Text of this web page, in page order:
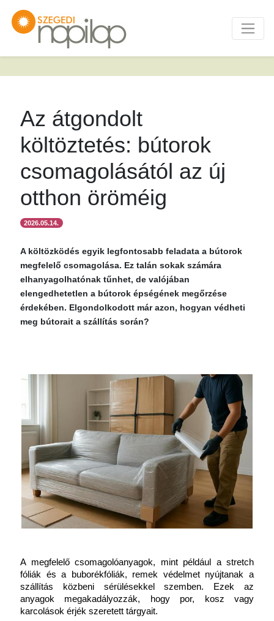
Az átgondolt
költöztetés: bútorok
csomagolásától az új
otthon öröméig
2026.05.14.
A költözködés egyik legfontosabb feladata a bútorok
megfelelő csomagolása. Ez talán sokak számára
elhanyagolhatónak tűnhet, de valójában
elengedhetetlen a bútorok épségének megőrzése
érdekében. Elgondolkodott már azon, hogyan védheti
meg bútorait a szállítás során?
A megfelelő csomagolóanyagok, mint például a stretch
fóliák és a buborékfóliák, remek védelmet nyújtanak a
szállítás közbeni sérülésekkel szemben. Ezek az
anyagok megakadályozzák, hogy por, kosz vagy
karcolások érjék szeretett tárgyait.